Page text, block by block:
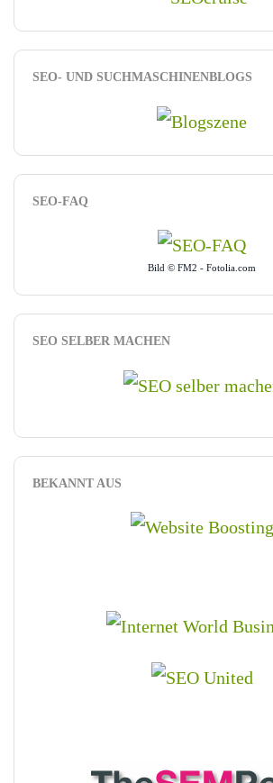
SEO- UND SUCHMASCHINENBLOGS
SEO-FAQ
Bild © FM2 - Fotolia.com
SEO SELBER MACHEN
BEKANNT AUS